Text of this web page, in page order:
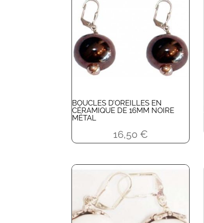
BOUCLES D’OREILLES EN
CÉRAMIQUE DE 16MM NOIRE
MÉTAL
16,50 €